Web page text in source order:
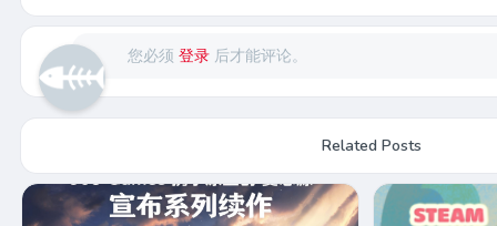
您必须登录 后才能评论。
Related Posts